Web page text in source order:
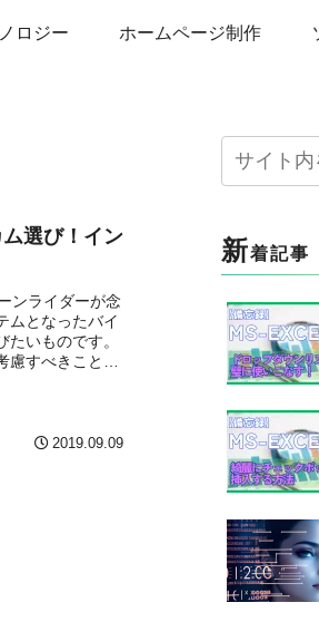
ロジー ホームページ制作
選び！イン
ンライダーが念
ムとなったバイ
いものです。
すべきことを
2019.09.09
新着記事